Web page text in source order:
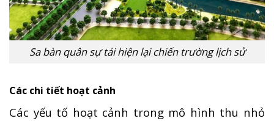
Sa bàn quân sự tái hiện lại chiến trường lịch sử
Các chi tiết hoạt cảnh
Các yếu tố hoạt cảnh trong mô hình thu nhỏ